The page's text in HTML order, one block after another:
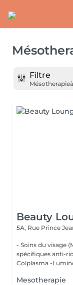
Filtre
Mésotherapieà
Beauty
5A, Rue Prince
- Soins du visage
spécifiques anti-
Colplasma -
Mesotherapie